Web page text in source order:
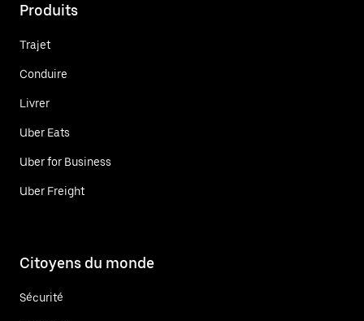
Produits
Trajet
Conduire
Livrer
Uber Eats
Uber for Business
Uber Freight
Citoyens du monde
Sécurité